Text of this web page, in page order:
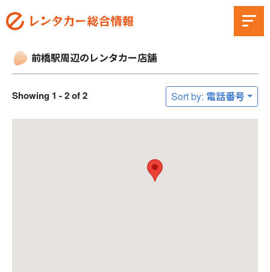
前橋駅周辺のレンタカー店舗
Showing 1 - 2 of 2 Sort by: 電話番号